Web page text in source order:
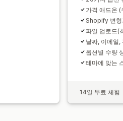
가격 애드온 (
Shopify 변형
파일 업로드(
날짜, 이메일,
옵션별 수량
테마에 맞는
14일 무료 체험